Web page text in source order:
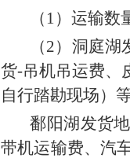
（1）运输数
（2）洞庭湖
货-吊机吊运费、
自行踏勘现场）
鄱阳湖发货地
带机运输费、汽